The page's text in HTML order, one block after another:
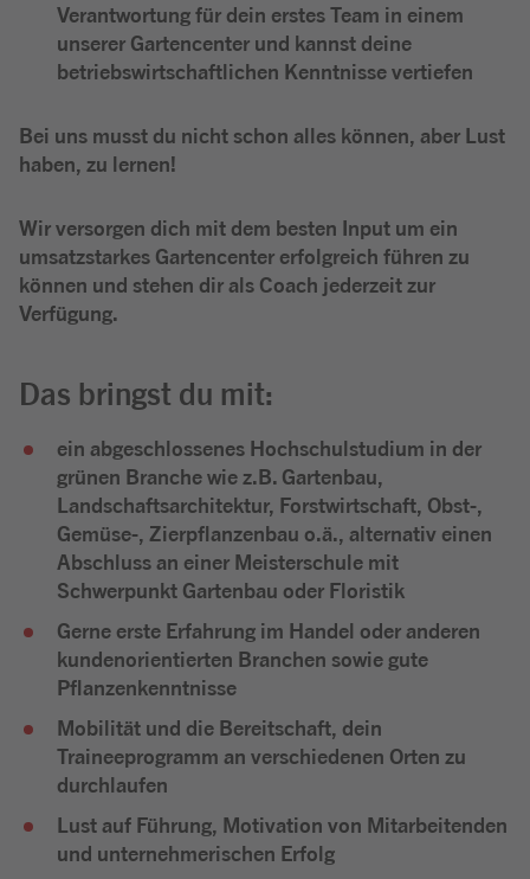
Verantwortung für dein erstes Team in einem
unserer Gartencenter und kannst deine
betriebswirtschaftlichen Kenntnisse vertiefen
Bei uns musst du nicht schon alles können, aber Lust
haben, zu lernen!
Wir versorgen dich mit dem besten Input um ein
umsatzstarkes Gartencenter erfolgreich führen zu
können und stehen dir als Coach jederzeit zur
Verfügung.
Das bringst du mit:
ein abgeschlossenes Hochschulstudium in der
grünen Branche wie z.B. Gartenbau,
Landschaftsarchitektur, Forstwirtschaft, Obst-,
Gemüse-, Zierpflanzenbau o.ä., alternativ einen
Abschluss an einer Meisterschule mit
Schwerpunkt Gartenbau oder Floristik
Gerne erste Erfahrung im Handel oder anderen
kundenorientierten Branchen sowie gute
Pflanzenkenntnisse
Mobilität und die Bereitschaft, dein
Traineeprogramm an verschiedenen Orten zu
durchlaufen
Lust auf Führung, Motivation von Mitarbeitenden
und unternehmerischen Erfolg